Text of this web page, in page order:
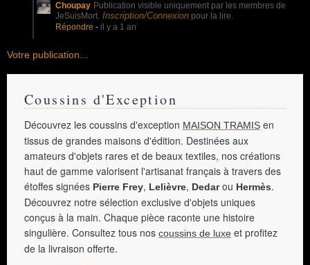
Choupay Publication visible uniquement par les membres de
JeSuisMort. Inscription/Connexion pour la lire.
Répondre - il y a 1 an
Votre publication...
Coussins d'Exception
Découvrez les coussins d'exception MAISON TRAMIS en
tissus de grandes maisons d'édition. Destinées aux
amateurs d'objets rares et de beaux textiles, nos créations
haut de gamme valorisent l'artisanat français à travers des
étoffes signées Pierre Frey, Lelièvre, Dedarou Hermès.
Découvrez notre sélection exclusive d'objets uniques
conçus à la main. Chaque pièce raconte une histoire
singulière. Consultez tous nos coussins de luxe et profitez
de la livraison offerte.